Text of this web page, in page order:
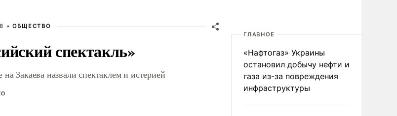
•ОБЩЕСТВО
спектакль»
Закаева назвали спектаклем и истерией
ГЛАВНОЕ
«Нафтогаз» Украины
остановил добычу нефти и
газа из-за повреждения
инфраструктуры